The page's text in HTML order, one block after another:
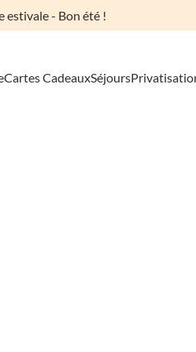
estivale - Bon été !
Cartes CadeauxSéjours